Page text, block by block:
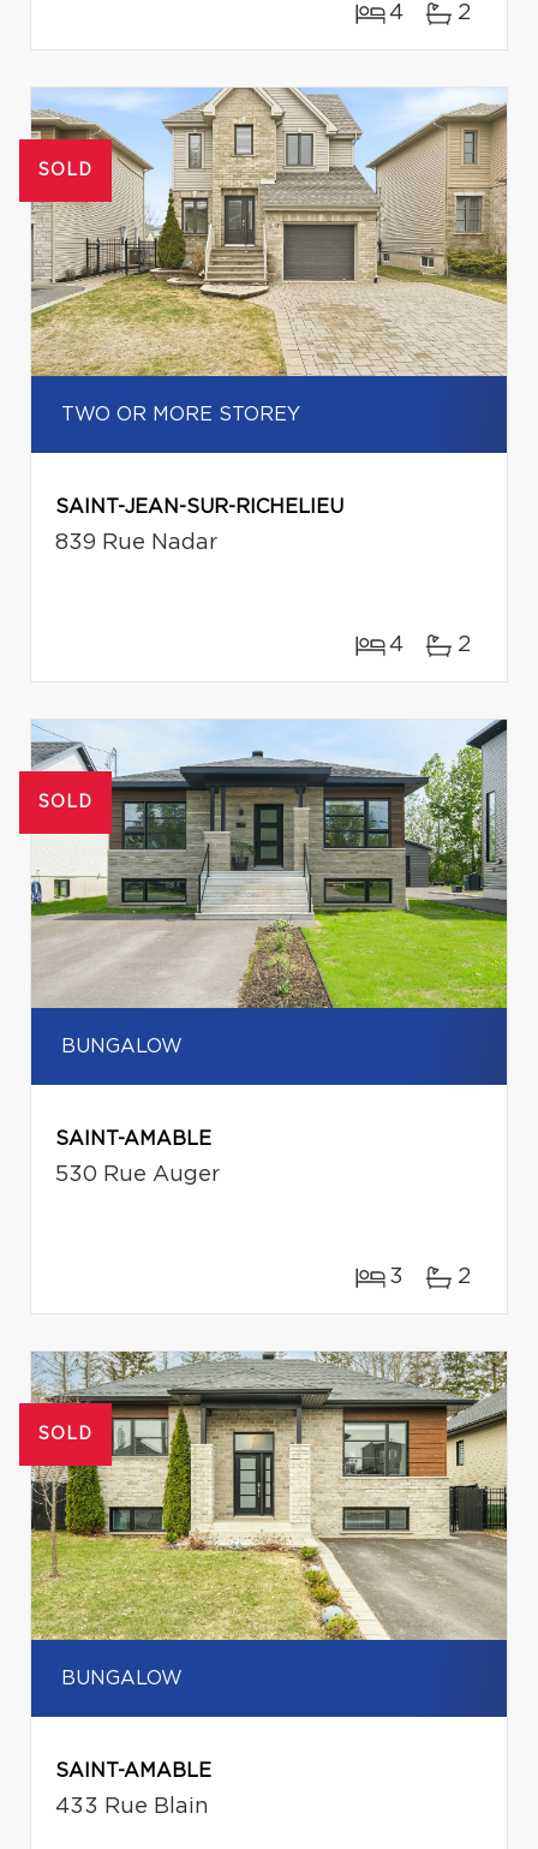
4 2
SOLD
TWO OR MORE STOREY
SAINT-JEAN-SUR-RICHELIEU
839 Rue Nadar
4 2
SOLD
BUNGALOW
SAINT-AMABLE
530 Rue Auger
3 2
SOLD
BUNGALOW
SAINT-AMABLE
433 Rue Blain